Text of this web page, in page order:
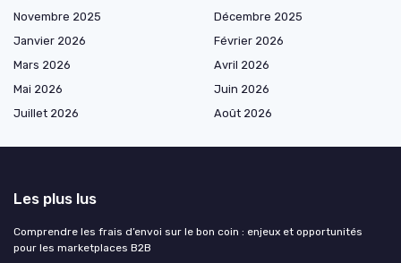
Novembre 2025
Décembre 2025
Janvier 2026
Février 2026
Mars 2026
Avril 2026
Mai 2026
Juin 2026
Juillet 2026
Août 2026
Les plus lus
Comprendre les frais d’envoi sur le bon coin : enjeux et opportunités
pour les marketplaces B2B